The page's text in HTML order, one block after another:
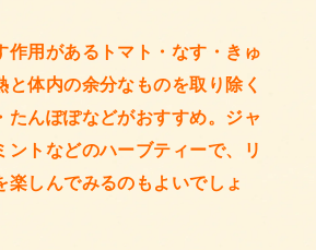
作用があるトマト・なす・きゅ
と体内の余分なものを取り除く
たんぽぽなどがおすすめ。ジャ
ントなどのハーブティーで、リ
楽しんでみるのもよいでしょ